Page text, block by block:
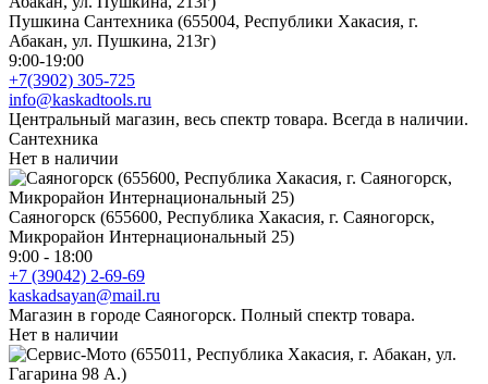
Пушкина Сантехника (655004, Республики Хакасия, г.
Абакан, ул. Пушкина, 213г)
9:00-19:00
+7(3902) 305-725
info@kaskadtools.ru
Центральный магазин, весь спектр товара. Всегда в наличии.
Сантехника
Нет в наличии
Саяногорск (655600, Республика Хакасия, г. Саяногорск,
Микрорайон Интернациональный 25)
9:00 - 18:00
+7 (39042) 2-69-69
kaskadsayan@mail.ru
Магазин в городе Саяногорск. Полный спектр товара.
Нет в наличии